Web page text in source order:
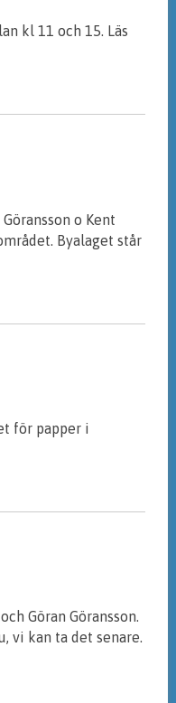
kl 11 och 15. Läs
o Kent
Byalaget står
för papper i
Göran Göransson.
vi kan ta det senare.